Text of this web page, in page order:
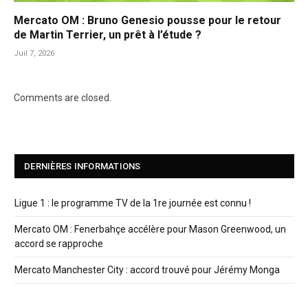
Mercato OM : Bruno Genesio pousse pour le retour
de Martin Terrier, un prêt à l’étude ?
Juil 7, 2026
Comments are closed.
DERNIÈRES INFORMATIONS
Ligue 1 : le programme TV de la 1re journée est connu !
Mercato OM : Fenerbahçe accélère pour Mason Greenwood, un
accord se rapproche
Mercato Manchester City : accord trouvé pour Jérémy Monga